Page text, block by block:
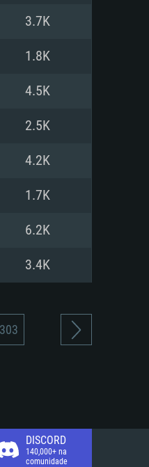
superior;
RX 570
com
mais
3.7K
1.8K
4.5K
2.5K
4.2K
1.7K
6.2K
3.4K
303
DISCORD
140,000+ na
comunidade